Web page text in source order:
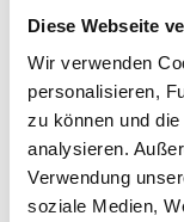
Diese Webseite
Wir verwenden
personalisieren,
zu können und
analysieren.
Verwendung
soziale Medien,